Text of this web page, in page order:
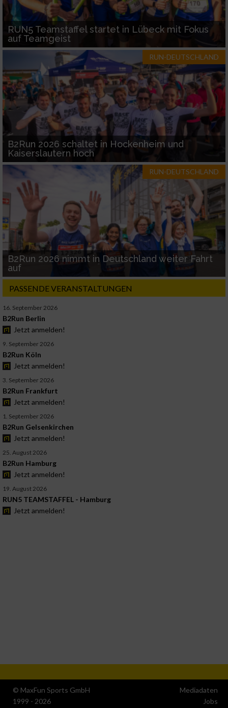
RUN5 Teamstaffel startet in Lübeck mit Fokus
auf Teamgeist
RUN-DEUTSCHLAND
B2Run 2026 schaltet in Hockenheim und
Kaiserslautern hoch
RUN-DEUTSCHLAND
B2Run 2026 nimmt in Deutschland weiter Fahrt
auf
PASSENDE VERANSTALTUNGEN
16. September 2026
B2Run Berlin
Jetzt anmelden!
9. September 2026
B2Run Köln
Jetzt anmelden!
3. September 2026
B2Run Frankfurt
Jetzt anmelden!
1. September 2026
B2Run Gelsenkirchen
Jetzt anmelden!
25. August 2026
B2Run Hamburg
Jetzt anmelden!
19. August 2026
RUN5 TEAMSTAFFEL - Hamburg
Jetzt anmelden!
© MaxFun Sports GmbH
1999 - 2026
Mediadaten
Jobs